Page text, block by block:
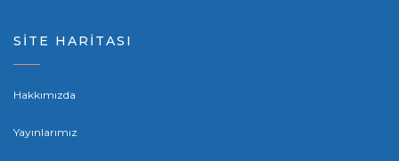
SİTE HARİTASI
Hakkımızda
Yayınlarımız